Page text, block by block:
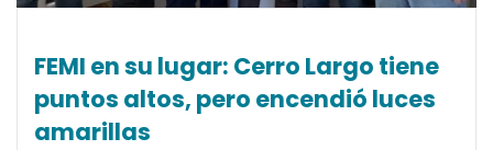
FEMI en su lugar: Cerro Largo tiene
puntos altos, pero encendió luces
amarillas